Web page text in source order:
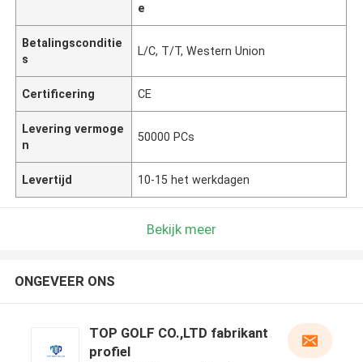
e
Betalingsconditie
s
L/C, T/T, Western Union
Certificering CE
Levering vermoge
n
50000 PCs
Levertijd 10-15 het werkdagen
Bekijk meer
ONGEVEER ONS
TOP GOLF CO.,LTD fabrikant
profiel